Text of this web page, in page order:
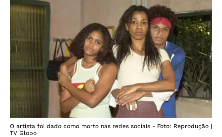
O artista foi dado como morto nas redes sociais - Foto: Reprodução |
TV Globo